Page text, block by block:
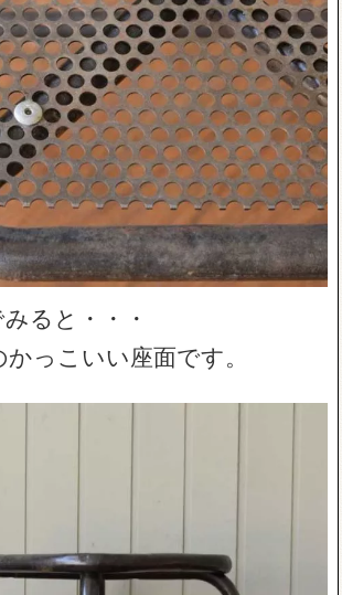
ると・・・
っこいい座面です。